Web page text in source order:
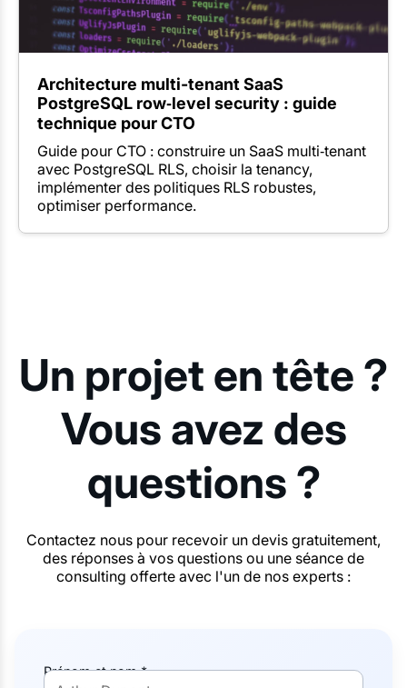
Architecture multi-tenant SaaS
PostgreSQL row‑level security : guide
technique pour CTO
Guide pour CTO : construire un SaaS multi‑tenant
avec PostgreSQL RLS, choisir la tenancy,
implémenter des politiques RLS robustes,
optimiser performance.
Un projet en tête ?
Vous avez des
questions ?
Contactez nous pour recevoir un devis gratuitement,
des réponses à vos questions ou une séance de
consulting offerte avec l'un de nos experts :
Prénom et nom *